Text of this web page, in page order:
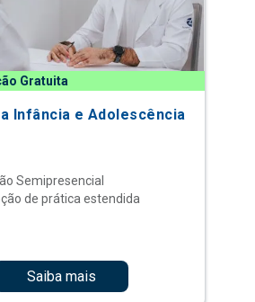
Gratuita
Infância e Adolescência
Semipresencial
de prática estendida
Saiba mais